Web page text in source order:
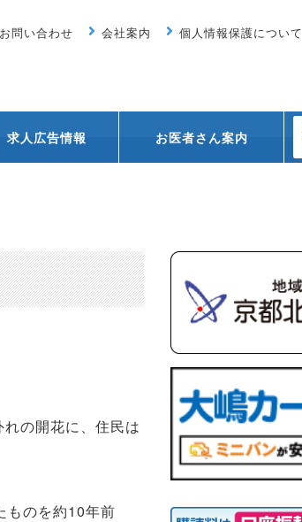
お問い合わせ 会社案内 個人情報保護について
求人広告情報 お医者さん案内
の開花に、住民は
ものを約10年前